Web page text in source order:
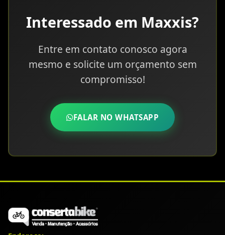
Interessado em Maxxis?
Entre em contato conosco agora
mesmo e solicite um orçamento sem
compromisso!
FALAR NO WHATSAPP